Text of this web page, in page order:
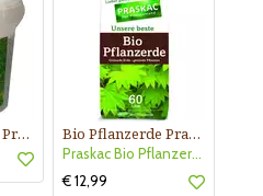
Langzeitdünger Praskac Bio Pflanzerde Praskac
Praskac Bio Pflanzerde
€ 12,99